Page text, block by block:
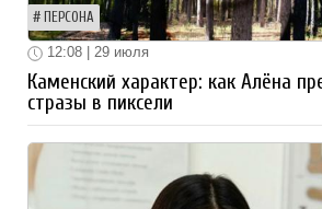
ПЕРСОНА
12:08 | 29 июля
Каменский характер: как Алёна
стразы в пиксели